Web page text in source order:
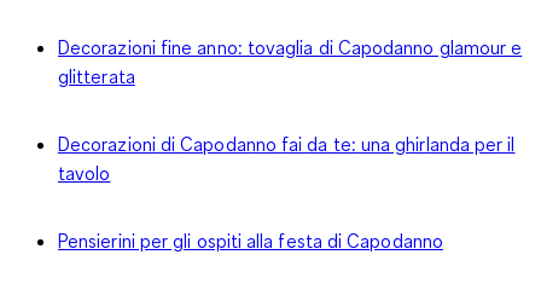
Decorazioni fine anno: tovaglia di Capodanno glamour e
glitterata
Decorazioni di Capodanno fai da te: una ghirlanda per il
tavolo
Pensierini per gli ospiti alla festa di Capodanno